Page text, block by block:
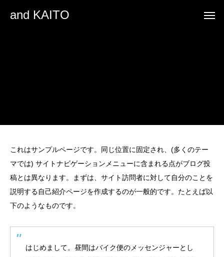
and KAITO
これはサンプルページです。同じ位置に固定され、(多くのテー
マでは) サイトナビゲーションメニューに含まれる点がブログ投
稿とは異なります。まずは、サイト訪問者に対して自分のことを
説明する自己紹介ページを作成するのが一般的です。たとえば以
下のようなものです。
はじめまして。昼間はバイク便のメッセンジャーとし